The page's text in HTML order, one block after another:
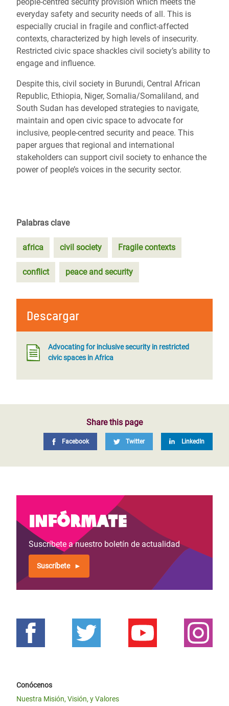
everyday safety and security needs of all. This is
especially crucial in fragile and conflict-affected
contexts, characterized by high levels of insecurity.
Restricted civic space shackles civil society’s ability to
engage and influence.
Despite this, civil society in Burundi, Central African
Republic, Ethiopia, Niger, Somalia/Somaliland, and
South Sudan has developed strategies to navigate,
maintain and open civic space to advocate for
inclusive, people-centred security and peace. This
paper argues that regional and international
stakeholders can support civil society to enhance the
power of people’s voices in the security sector.
Palabras clave
africa civil society Fragile contexts
conflict peace and security
Descargar
Advocating for inclusive security in restricted
civic spaces in Africa
Share this page
Facebook Twitter LinkedIn
Infórmate
Suscríbete a nuestro boletín de actualidad
Suscríbete
Conócenos
Nuestra Misión, Visión, y Valores